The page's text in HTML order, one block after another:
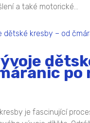
a také motorické...
po
je fascinující